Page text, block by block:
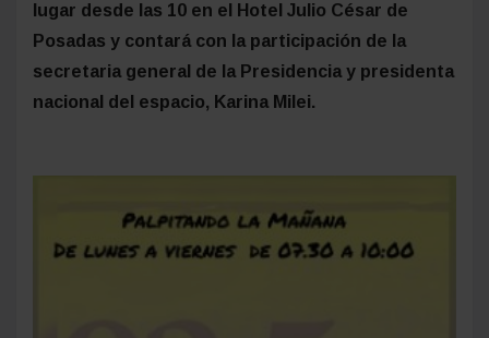
lugar desde las 10 en el Hotel Julio César de
Posadas y contará con la participación de la
secretaria general de la Presidencia y presidenta
nacional del espacio, Karina Milei.